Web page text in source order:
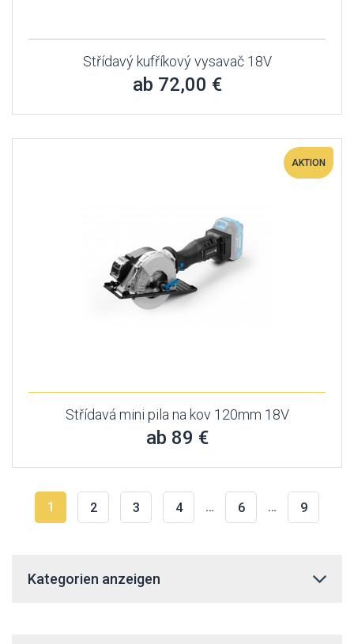
Střídavý kufříkový vysavač 18V
ab 72,00 €
AKTION
Střídavá mini pila na kov 120mm 18V
ab 89 €
1 2 3 4 … 6 … 9
Kategorien anzeigen